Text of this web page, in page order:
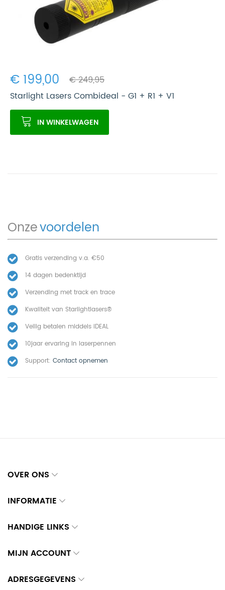
€ 199,00
€ 249,95
Starlight Lasers Combideal - G1 + R1 + V1
IN WINKELWAGEN
Onzevoordelen
Gratis verzending v.a. €50
14 dagen bedenktijd
Verzending met track en trace
Kwaliteit van Starlightlasers®
Veilig betalen middels iDEAL
10jaar ervaring in laserpennen
Support: Contact opnemen
OVER ONS
INFORMATIE
HANDIGE LINKS
MIJN ACCOUNT
ADRESGEGEVENS